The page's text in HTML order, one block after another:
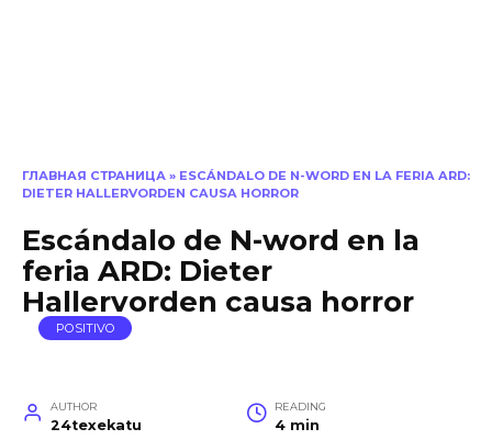
ГЛАВНАЯ СТРАНИЦА » ESCÁNDALO DE N-WORD EN LA FERIA ARD:
DIETER HALLERVORDEN CAUSA HORROR
Escándalo de N-word en la
feria ARD: Dieter
Hallervorden causa horror
POSITIVO
AUTHOR
24texekatu
READING
4 min